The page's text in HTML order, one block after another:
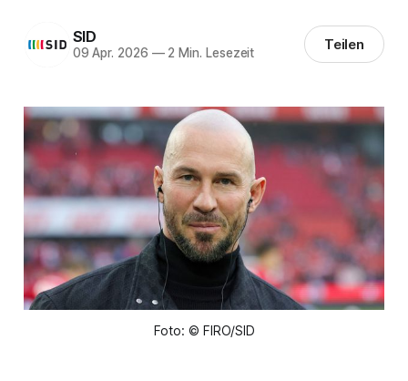
SID
09 Apr. 2026 —2 Min. Lesezeit Teilen
Foto: © FIRO/SID